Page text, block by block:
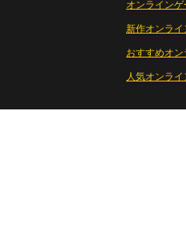
オンライン
新作オンライ
おすすめオ
人気オンラ